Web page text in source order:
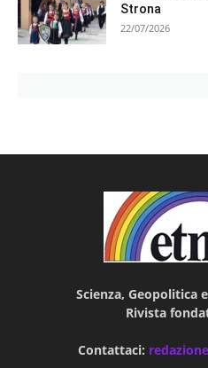
Strona
22/07/2026
Scienza, Geopolitica
Rivista
Contattaci: